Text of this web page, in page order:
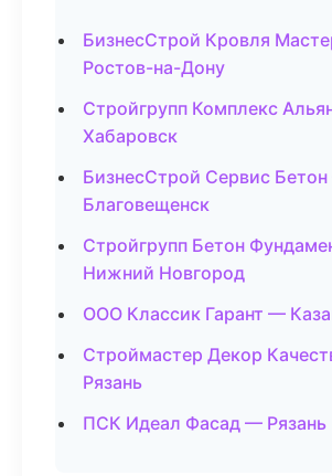
БизнесСтрой Кровля
Ростов-на-Дону
Стройгрупп Комплекс
Хабаровск
БизнесСтрой Сервис
Благовещенск
Стройгрупп Бетон
Нижний Новгород
ООО Классик Гарант —
Строймастер Декор
Рязань
ПСК Идеал Фасад — Рязань